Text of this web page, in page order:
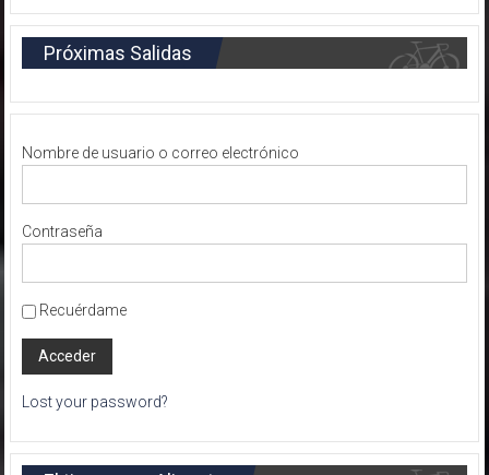
Próximas Salidas
Nombre de usuario o correo electrónico
Contraseña
Recuérdame
Lost your password?